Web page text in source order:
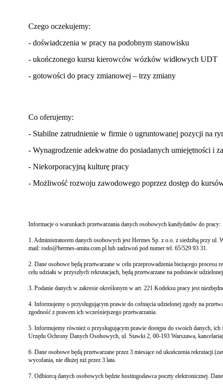
Czego oczekujemy:
- doświadczenia w pracy na podobnym stanowisku
- ukończonego kursu kierowców wózków widłowych UDT
- gotowości do pracy zmianowej – trzy zmiany
Co oferujemy:
- Stabilne zatrudnienie w firmie o ugruntowanej pozycji na
- Wynagrodzenie adekwatne do posiadanych umiejętności i
- Niekorporacyjną kulturę pracy
- Możliwość rozwoju zawodowego poprzez dostęp do
Informacje o warunkach przetwarzania danych osobowych kandydatów do pracy:
1. Administratorem danych osobowych jest Hermes Sp. z o.o. z siedzibą przy
mail: rodo@hermes-amita.com.pl lub zadzwoń pod numer tel. 65/529 93 31.
2. Dane osobowe będą przetwarzane w celu przeprowadzenia bieżącego
celu udziału w przyszłych rekrutacjach, będą przetwarzane na podstawie
3. Podanie danych w zakresie określonym w art. 221 Kodeksu pracy jest
4. Informujemy o przysługującym prawie do cofnięcia udzielonej zgody na
zgodność z prawem ich wcześniejszego przetwarzania.
5. Informujemy również o przysługującym prawie dostępu do swoich danych,
Urzędu Ochrony Danych Osobowych, ul. Stawki 2, 00-193 Warszawa,
6. Dane osobowe będą przetwarzane przez 3 miesiące od ukończenia rekrutacji
wycofania, nie dłużej niż przez 3 lata.
7. Odbiorcą danych osobowych będzie hostingodawca poczty elektronicznej.